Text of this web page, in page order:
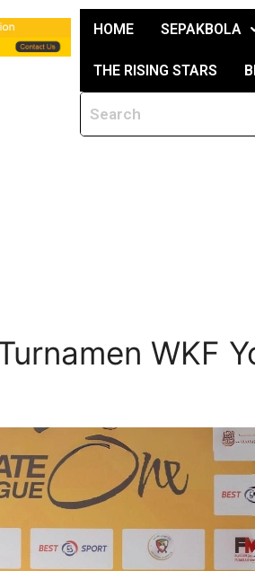
HOME SEPAKBOLA
THE RISING STARS
WKF